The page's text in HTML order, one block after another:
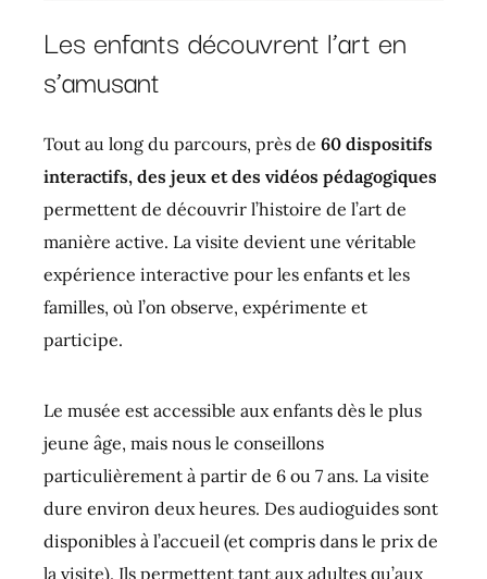
Les enfants découvrent l’art en
s’amusant
Tout au long du parcours, près de 60 dispositifs
interactifs, des jeux et des vidéos pédagogiques
permettent de découvrir l’histoire de l’art de
manière active. La visite devient une véritable
expérience interactive pour les enfants et les
familles, où l’on observe, expérimente et
participe.
Le musée est accessible aux enfants dès le plus
jeune âge, mais nous le conseillons
particulièrement à partir de 6 ou 7 ans. La visite
dure environ deux heures. Des audioguides sont
disponibles à l’accueil (et compris dans le prix de
la visite). Ils permettent tant aux adultes qu’aux